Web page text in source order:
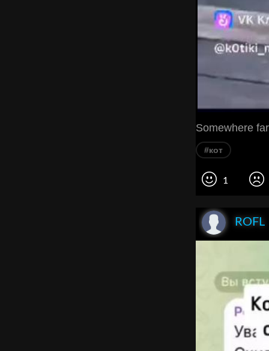
Somewhere
#кот
1
ROFL